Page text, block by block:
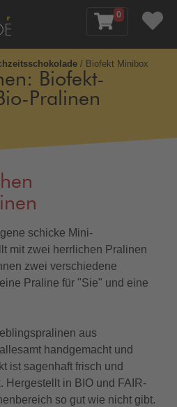
0
/ Biofekt Minibox
Biofekt-
Pralinen
schicke Mini-
mit zwei herrlichen Pralinen
zwei verschiedene
Praline für "Sie" und eine
aus
handgemacht und
ist sagenhaft frisch und
Hergestellt in BIO und FAIR-
so gut wie nicht gibt.